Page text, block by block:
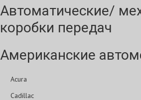
Автоматические/
коробки передач
Американские
Acura
Cadillac